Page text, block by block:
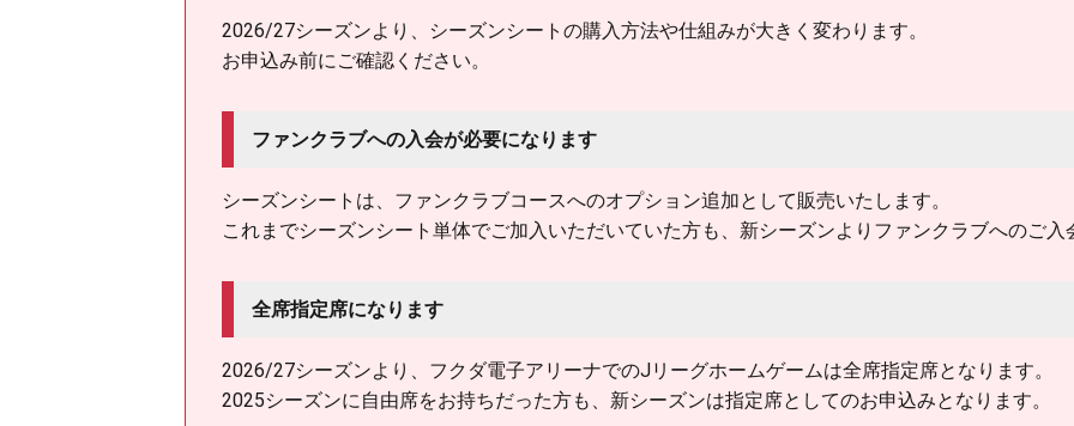
2026/27シーズンより、シーズンシートの購入方法や仕組みが大きく変わります。
お申込み前にご確認ください。
ファンクラブへの入会が必要になります
シーズンシートは、ファンクラブコースへのオプション追加として販売いたします。
これまでシーズンシート単体でご加入いただいていた方も、新シーズンよりファンクラブへのご入
全席指定席になります
2026/27シーズンより、フクダ電子アリーナでのJリーグホームゲームは全席指定席となります。
2025シーズンに自由席をお持ちだった方も、新シーズンは指定席としてのお申込みとなります。